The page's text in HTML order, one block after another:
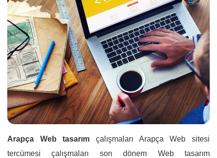
Arapça Web tasarım çalışmaları Arapça Web sitesi
tercümesi çalışmaları son dönem Web tasarım